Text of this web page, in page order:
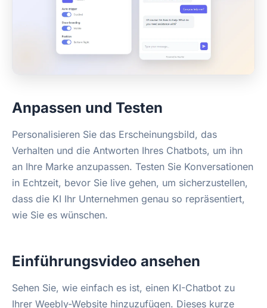
Anpassen und Testen
Personalisieren Sie das Erscheinungsbild, das
Verhalten und die Antworten Ihres Chatbots, um ihn
an Ihre Marke anzupassen. Testen Sie Konversationen
in Echtzeit, bevor Sie live gehen, um sicherzustellen,
dass die KI Ihr Unternehmen genau so repräsentiert,
wie Sie es wünschen.
Einführungsvideo ansehen
Sehen Sie, wie einfach es ist, einen KI-Chatbot zu
Ihrer Weebly-Website hinzuzufügen. Dieses kurze